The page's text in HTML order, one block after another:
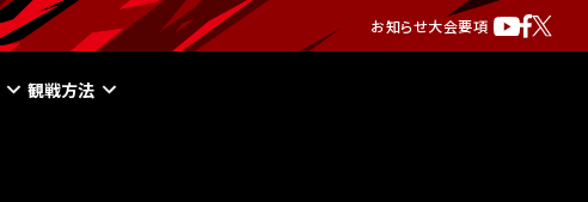
お知らせ大会要項
観戦方法